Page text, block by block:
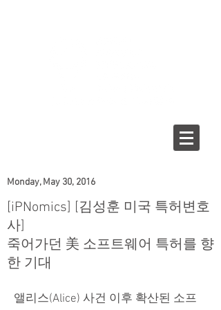
Monday, May 30, 2016
[iPNomics] [김성훈 미국 특허변호
사]
죽어가던 美 소프트웨어 특허를 향
한 기대
앨리스(Alice) 사건 이후 확산된 소프